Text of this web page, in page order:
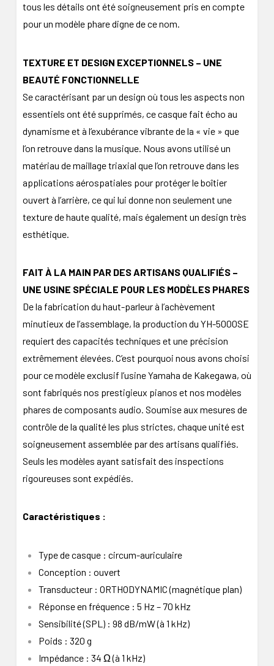
tous les détails ont été soigneusement pris en compte
pour un modèle phare digne de ce nom.
TEXTURE ET DESIGN EXCEPTIONNELS – UNE
BEAUTÉ FONCTIONNELLE
Se caractérisant par un design où tous les aspects non
essentiels ont été supprimés, ce casque fait écho au
dynamisme et à l’exubérance vibrante de la « vie » que
l’on retrouve dans la musique. Nous avons utilisé un
matériau de maillage triaxial que l’on retrouve dans les
applications aérospatiales pour protéger le boîtier
ouvert à l’arrière, ce qui lui donne non seulement une
texture de haute qualité, mais également un design très
esthétique.
FAIT À LA MAIN PAR DES ARTISANS QUALIFIÉS –
UNE USINE SPÉCIALE POUR LES MODÈLES PHARES
De la fabrication du haut-parleur à l’achèvement
minutieux de l’assemblage, la production du YH-5000SE
requiert des capacités techniques et une précision
extrêmement élevées. C’est pourquoi nous avons choisi
pour ce modèle exclusif l’usine Yamaha de Kakegawa, où
sont fabriqués nos prestigieux pianos et nos modèles
phares de composants audio. Soumise aux mesures de
contrôle de la qualité les plus strictes, chaque unité est
soigneusement assemblée par des artisans qualifiés.
Seuls les modèles ayant satisfait des inspections
rigoureuses sont expédiés.
Caractéristiques :
Type de casque : circum-auriculaire
Conception : ouvert
Transducteur : ORTHODYNAMIC (magnétique plan)
Réponse en fréquence : 5 Hz – 70 kHz
Sensibilité (SPL) : 98 dB/mW (à 1 kHz)
Poids : 320 g
Impédance : 34 Ω (à 1 kHz)